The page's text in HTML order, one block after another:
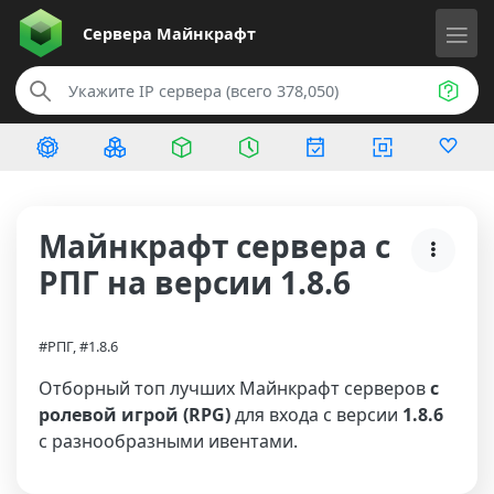
Сервера Майнкрафт
Майнкрафт сервера с
РПГ на версии 1.8.6
#РПГ, #1.8.6
Отборный топ лучших Майнкрафт серверовс
ролевой игрой (RPG)для входа с версии 1.8.6
с разнообразными ивентами.